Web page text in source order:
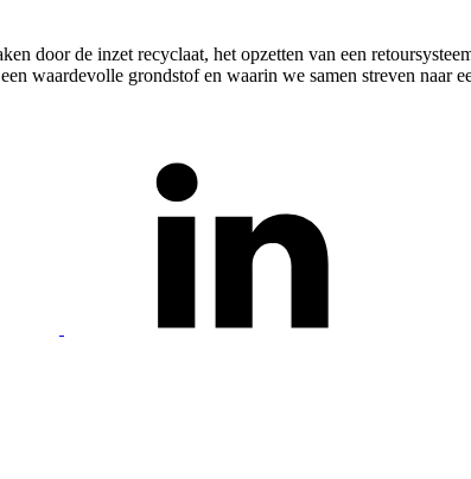
door de inzet recyclaat, het opzetten van een
waardevolle grondstof en waarin we samen streven naar